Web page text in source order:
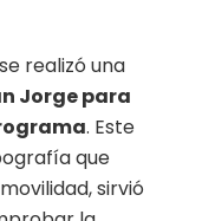
realizó una
Jorge para
. Este
que
sirvió